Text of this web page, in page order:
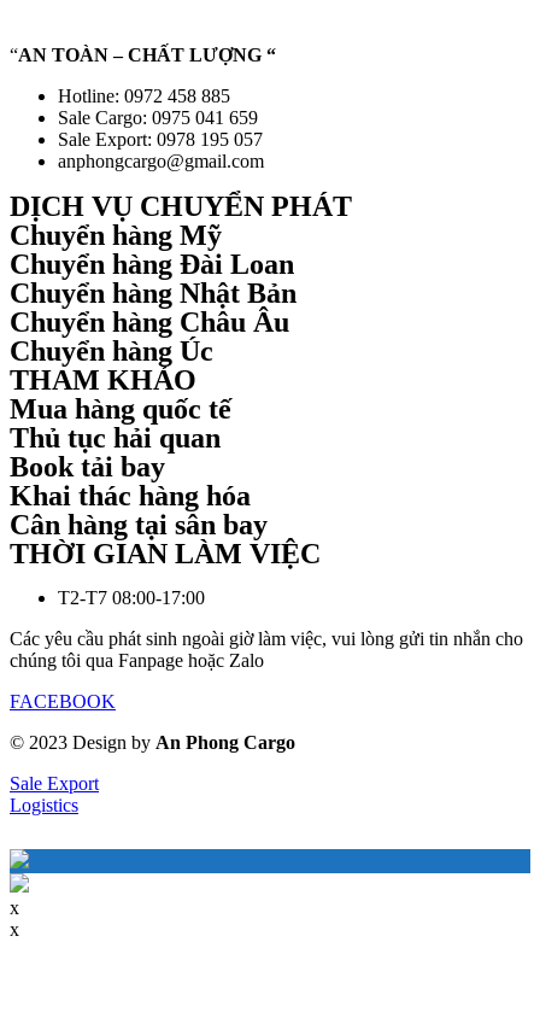
“AN TOÀN – CHẤT LƯỢNG “
Hotline: 0972 458 885
Sale Cargo: 0975 041 659
Sale Export: 0978 195 057
anphongcargo@gmail.com
DỊCH VỤ CHUYỂN PHÁT
Chuyển hàng Mỹ
Chuyển hàng Đài Loan
Chuyển hàng Nhật Bản
Chuyển hàng Châu Âu
Chuyển hàng Úc
THAM KHẢO
Mua hàng quốc tế
Thủ tục hải quan
Book tải bay
Khai thác hàng hóa
Cân hàng tại sân bay
THỜI GIAN LÀM VIỆC
T2-T7 08:00-17:00
Các yêu cầu phát sinh ngoài giờ làm việc, vui lòng gửi tin nhắn cho
chúng tôi qua Fanpage hoặc Zalo
FACEBOOK
© 2023 Design by An Phong Cargo
Sale Export
Logistics
x
x